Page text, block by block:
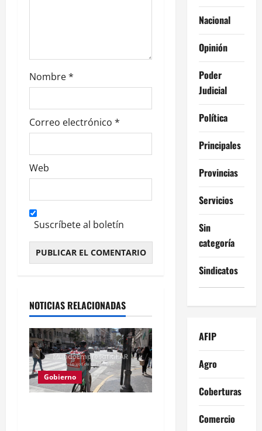
d
a
s
Nombre*
Correo electrónico *
Web
Suscríbete al boletín
NOTICIAS RELACIONADAS
Gobierno
Nacional
Opinión
Poder
Judicial
Política
Principales
Provincias
Servicios
Sin
categoría
Sindicatos
AFIP
Agro
Coberturas
Comercio